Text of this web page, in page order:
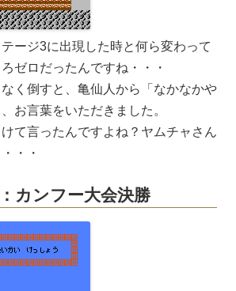
ージ3に出現した時と何ら変わって
ゼロだったんですね・・・
く倒すと、亀仙人から「なかなかや
お言葉をいただきました。
て言ったんですよね？ヤムチャさん
・・
カンフー大会決勝